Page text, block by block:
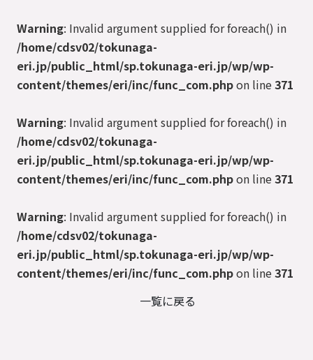
Warning: Invalid argument supplied for foreach() in
/home/cdsv02/tokunaga-
eri.jp/public_html/sp.tokunaga-eri.jp/wp/wp-
content/themes/eri/inc/func_com.phpon line371
Warning: Invalid argument supplied for foreach() in
/home/cdsv02/tokunaga-
eri.jp/public_html/sp.tokunaga-eri.jp/wp/wp-
content/themes/eri/inc/func_com.phpon line371
Warning: Invalid argument supplied for foreach() in
/home/cdsv02/tokunaga-
eri.jp/public_html/sp.tokunaga-eri.jp/wp/wp-
content/themes/eri/inc/func_com.phpon line371
一覧に戻る